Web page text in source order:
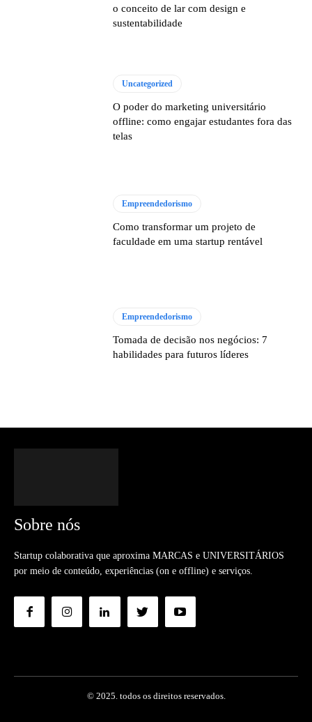
o conceito de lar com design e
sustentabilidade
Uncategorized
O poder do marketing universitário
offline: como engajar estudantes fora das
telas
Empreendedorismo
Como transformar um projeto de
faculdade em uma startup rentável
Empreendedorismo
Tomada de decisão nos negócios: 7
habilidades para futuros líderes
Sobre nós
Startup colaborativa que aproxima MARCAS e UNIVERSITÁRIOS
por meio de conteúdo, experiências (on e offline) e serviços.
© 2025. todos os direitos reservados.